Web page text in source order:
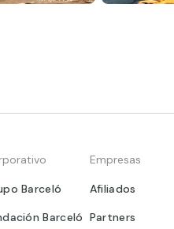
Barceló
Barceló
Empresas
Afiliados
Partners